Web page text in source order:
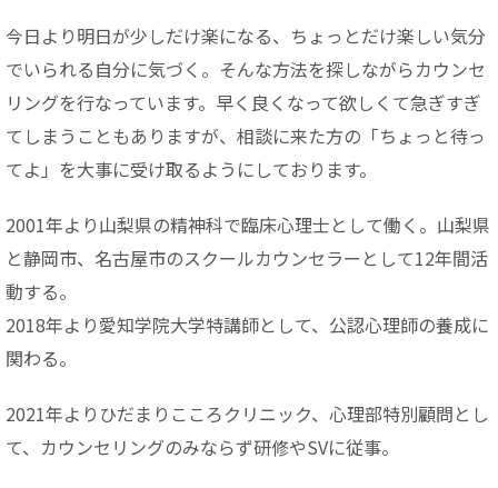
今日より明日が少しだけ楽になる、ちょっとだけ楽しい気分
でいられる自分に気づく。そんな方法を探しながらカウンセ
リングを行なっています。早く良くなって欲しくて急ぎすぎ
てしまうこともありますが、相談に来た方の「ちょっと待っ
てよ」を大事に受け取るようにしております。
2001年より山梨県の精神科で臨床心理士として働く。山梨県
と静岡市、名古屋市のスクールカウンセラーとして12年間活
動する。
2018年より愛知学院大学特講師として、公認心理師の養成に
関わる。
2021年よりひだまりこころクリニック、心理部特別顧問とし
て、カウンセリングのみならず研修やSVに従事。